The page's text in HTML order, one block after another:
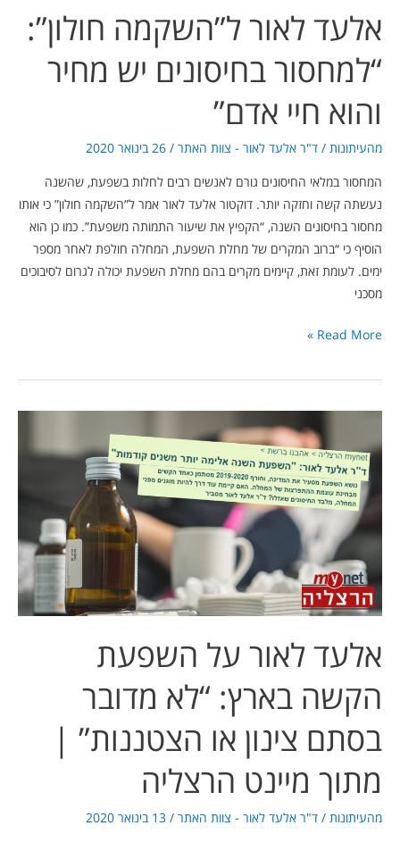
אלעד לאור ל”השקמה חולון”:
“למחסור בחיסונים יש מחיר
והוא חיי אדם”
מהעיתונות / ד"ר אלעד לאור - צוות האתר / 26 בינואר 2020
המחסור במלאי החיסונים גורם לאנשים רבים לחלות בשפעת, שהשנה
נעשתה קשה וחזקה יותר. דוקטור אלעד לאור אמר ל”השקמה חולון” כי אותו
מחסור בחיסונים השנה, “הקפיץ את שיעור התמותה משפעת”. כמו כן הוא
הוסיף כי “ברוב המקרים של מחלת השפעת, המחלה חולפת לאחר מספר
ימים. לעומת זאת, קיימים מקרים בהם מחלת השפעת יכולה לגרום לסיבוכים
מסכני
אדם”
Read More »
אלעד לאור על השפעת
הקשה בארץ: “לא מדובר
בסתם צינון או הצטננות” |
מתוך מיינט הרצליה
מהעיתונות / ד"ר אלעד לאור - צוות האתר / 13 בינואר 2020
לאור
על
השפעת
הקשה
בארץ:
מדובר
בסתם
או
הצטננות”
|
מתוך
מיינט
הרצליה